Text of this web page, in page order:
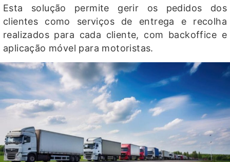
Esta solução permite gerir os pedidos dos
clientes como serviços de entrega e recolha
realizados para cada cliente, com backoffice e
aplicação móvel para motoristas.